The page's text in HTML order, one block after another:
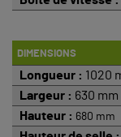
DIMENSIONS
Longueur : 1020
Largeur : 630 mm
Hauteur : 680 mm